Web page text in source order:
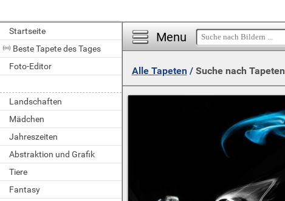
Startseite
Beste Tapete des Tages
Foto-Editor
Landschaften
Mädchen
Jahreszeiten
Abstraktion und Grafik
Tiere
Fantasy
Menu
Alle Tapeten/ Suche nach Tapeten